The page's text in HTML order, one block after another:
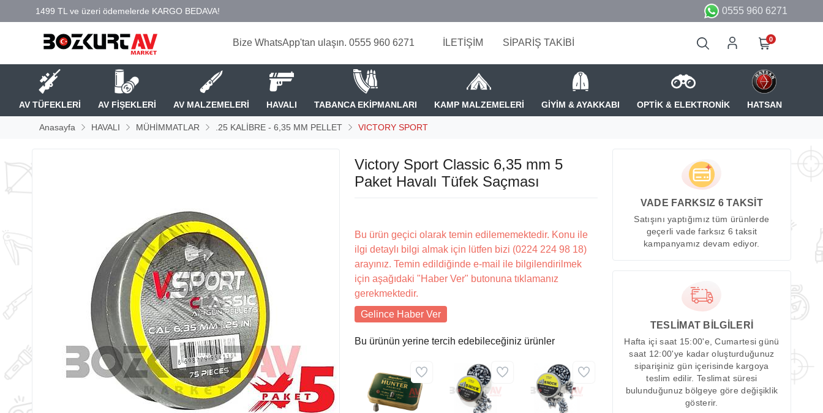
0555 960 6271
Bize WhatsApp'tan ulaşın. 0555 960 6271 İLETİŞİM SİPARİŞ TAKİBİ 0
AV TÜFEKLERİ AV FİŞEKLERİ AV MALZEMELERİ HAVALI TABANCA EKİPMANLARI KAMP MALZEMELERİ GİYİM & AYAKKABI OPTİK & ELEKTRONİK HATSAN
Anasayfa HAVALI MÜHİMMATLAR .25 KALİBRE - 6,35 MM PELLET VICTORY SPORT
Victory Sport Classic 6,35 mm 5
Paket Havalı Tüfek Saçması
Bu ürün geçici olarak temin edilememektedir. Konu ile
ilgi detaylı bilgi almak için lütfen bizi (0224 224 98 18)
arayınız. Temin edildiğinde e-mail ile bilgilendirilmek
için aşağıdaki "Haber Ver" butonuna tıklamanız
gerekmektedir.
Gelince Haber Ver
Bu ürünün yerine tercih edebileceğiniz ürünler
VADE FARKSIZ 6 TAKSİT
Satışını yaptığımız tüm ürünlerde
geçerli vade farksız 6 taksit
kampanyamız devam ediyor.
TESLİMAT BİLGİLERİ
Hafta içi saat 15:00'e, Cumartesi günü
saat 12:00'ye kadar oluşturduğunuz
siparişiniz gün içerisinde kargoya
teslim edilir. Teslimat süresi
bulunduğunuz bölgeye göre değişiklik
gösterir.